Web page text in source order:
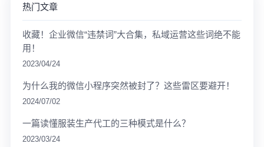
热门文章
收藏！企业微信“违禁词”大合集，私域运营这些词绝不能
用！
2023/04/24
为什么我的微信小程序突然被封了？这些雷区要避开！
2024/07/02
一篇读懂服装生产代工的三种模式是什么？
2023/03/24